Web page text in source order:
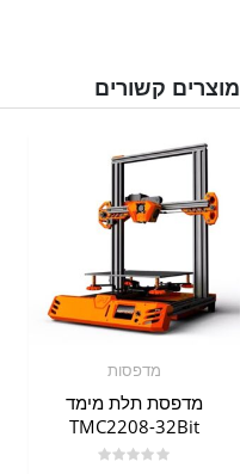
מוצרים קשורים
מדפסות
מדפסת תלת מימד
TMC2208-32Bit